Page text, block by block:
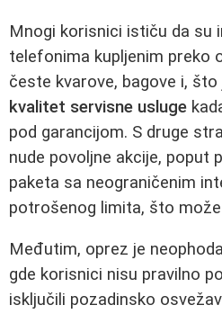
Mnogi korisnici ističu da su
telefonima kupljenim preko
česte kvarove, bagove i,
kvalitet servisne usluge
pod garancijom. S druge
nude povoljne akcije, poput
paketa sa neograničenim
potrošenog limita, što
Međutim, oprez je
gde korisnici nisu pravilno
isključili pozadinsko